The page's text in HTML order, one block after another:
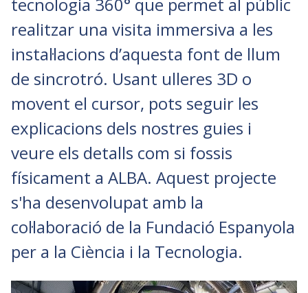
realitzar una visita immersiva a les
instal·lacions d’aquesta font de llum
de sincrotró. Usant ulleres 3D o
movent el cursor, pots seguir les
explicacions dels nostres guies i
veure els detalls com si fossis
físicament a ALBA. Aquest projecte
s'ha desenvolupat amb la
col·laboració de la Fundació Espanyola
per a la Ciència i la Tecnologia.